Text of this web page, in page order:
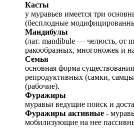
Касты
у муравьев имеется три
(бесплодные
Мандибулы
(лат. mandibule — челюсть, от
ракообразных, многоножек и
Семья
основная форма
репродуктивных (самки,
(рабочие).
Фуражиры
муравьи ведущие поиск и
Фуражиры активные -
мобилизующие на нее